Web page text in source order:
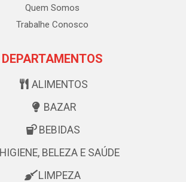
Quem Somos
Trabalhe Conosco
DEPARTAMENTOS
ALIMENTOS
BAZAR
BEBIDAS
HIGIENE, BELEZA E SAÚDE
LIMPEZA